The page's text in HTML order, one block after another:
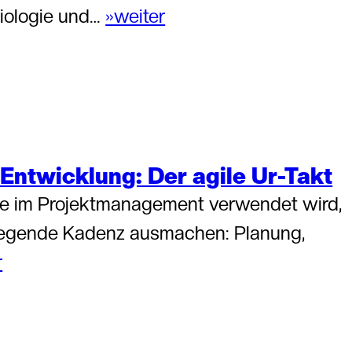
und… »weiter
Der agile Ur-Takt
im Projektmanagement verwendet wird,
Kadenz ausmachen: Planung,